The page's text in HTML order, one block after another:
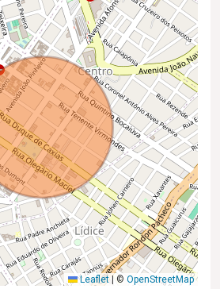
Leaflet | © OpenStreetMap